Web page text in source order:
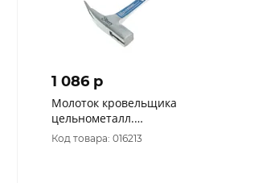
1 086 p
Молоток кровельщика
цельнометалл.
двухкомпонентная ручка
РемоКолор 38-4-306
Код товара: 016213